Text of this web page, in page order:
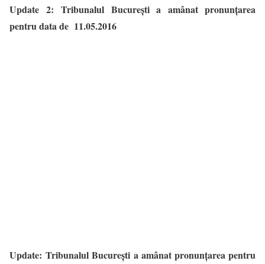
Update 2: Tribunalul București a amânat pronunţarea
pentru data de 11.05.2016
Update: Tribunalul București a amânat pronunţarea pentru